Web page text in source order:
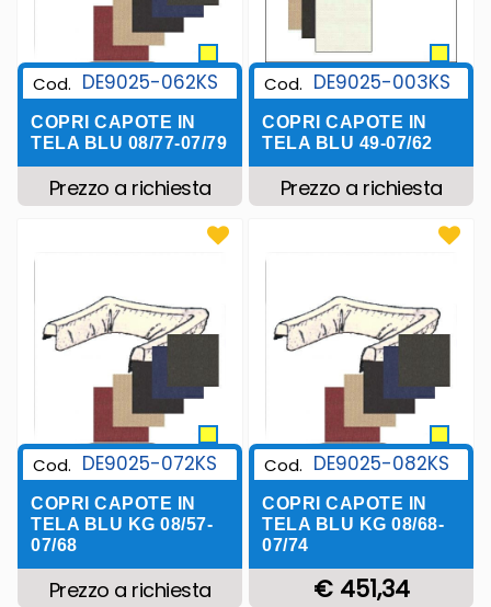
Cod. DE9025-062KS
COPRI CAPOTE IN
TELA BLU 08/77-07/79
Prezzo a richiesta
Cod. DE9025-003KS
COPRI CAPOTE IN
TELA BLU 49-07/62
Prezzo a richiesta
Cod. DE9025-072KS
COPRI CAPOTE IN
TELA BLU KG 08/57-
07/68
Prezzo a richiesta
Cod. DE9025-082KS
COPRI CAPOTE IN
TELA BLU KG 08/68-
07/74
€ 451,34